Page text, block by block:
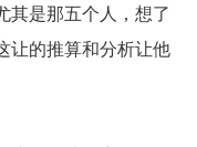
其是那五个人，想了
让的推算和分析让他